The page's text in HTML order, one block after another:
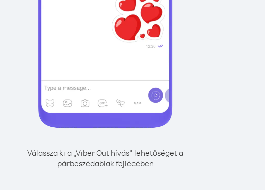
Válassza ki a „Viber Out hívás” lehetőséget a
párbeszédablak fejlécében